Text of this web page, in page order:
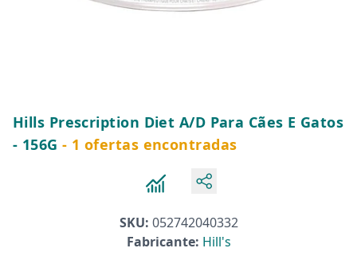
Hills Prescription Diet A/D Para Cães E Gatos
- 156G - 1 ofertas encontradas
SKU: 052742040332
Fabricante: Hill's